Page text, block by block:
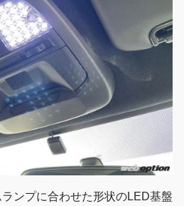
ンプに合わせた形状のLED基盤